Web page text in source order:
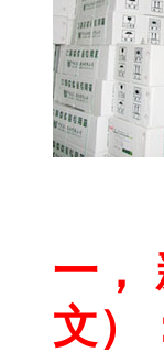
一，
文）